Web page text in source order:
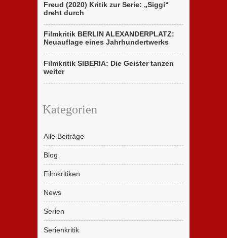
Freud (2020) Kritik zur Serie: „Siggi“
dreht durch
Filmkritik BERLIN ALEXANDERPLATZ:
Neuauflage eines Jahrhundertwerks
Filmkritik SIBERIA: Die Geister tanzen
weiter
Kategorien
Alle Beiträge
Blog
Filmkritiken
News
Serien
Serienkritik